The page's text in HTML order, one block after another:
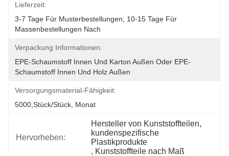
Lieferzeit:
3-7 Tage Für Musterbestellungen, 10-15 Tage Für
Massenbestellungen Nach
Verpackung Informationen:
EPE-Schaumstoff Innen Und Karton Außen Oder EPE-
Schaumstoff Innen Und Holz Außen
Versorgungsmaterial-Fähigkeit:
5000,Stück/Stück, Monat
Hervorheben:
Hersteller von Kunststoffteilen,
kundenspezifische
Plastikprodukte
, Kunststoffteile nach Maß